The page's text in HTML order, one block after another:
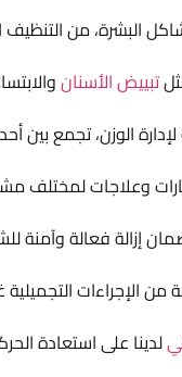
البشرة، من
تبييض الأسنان
الوزن، تجمع بين
وعلاجات لمختلف
إزالة فعالة
التجميلية
لدينا على استعادة